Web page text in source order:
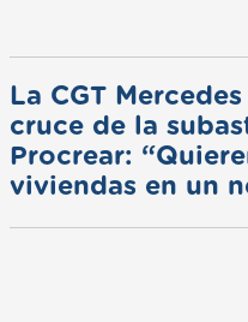
La CGT
cruce de la
Procrear:
viviendas en un